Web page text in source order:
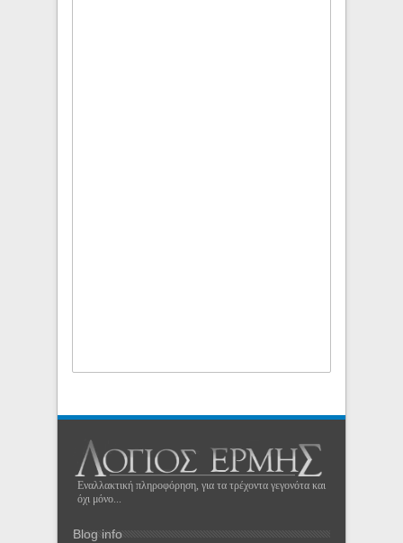
Εναλλακτική πληροφόρηση, για τα τρέχοντα γεγονότα και
όχι μόνο...
Blog info